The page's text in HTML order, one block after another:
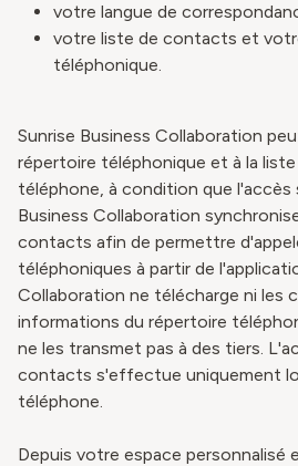
votre langue de
votre liste de contacts et
téléphonique.
Sunrise Business Collaboration
répertoire téléphonique et à la
téléphone, à condition que l'accès
Business Collaboration
contacts afin de permettre
téléphoniques à partir de
Collaboration ne télécharge ni les
informations du répertoire
ne les transmet pas à des tiers.
contacts s'effectue uniquement
téléphone.
Depuis votre espace personnalisé